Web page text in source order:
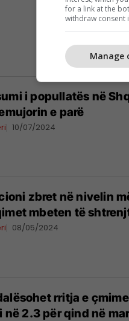
i popullatës në
e parë
10/07/2024
zbret në nivelin
mbeten të
08/05/2024
rritja e
në 2.3 për qind në
for a link at the
withdraw consent
Manage